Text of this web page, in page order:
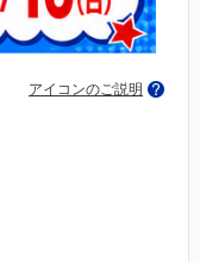
アイコンのご説明